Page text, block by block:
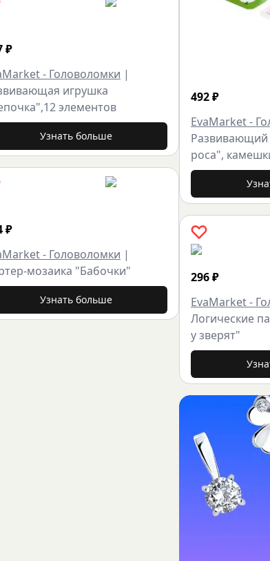
₽
- Головоломки |
игрушка
элементов
Узнать больше
₽
- Головоломки |
мозаика "Бабочки"
Узнать больше
492₽
EvaMarket -
Развивающий
роса",
296₽
EvaMarket -
Логические
у зверят"